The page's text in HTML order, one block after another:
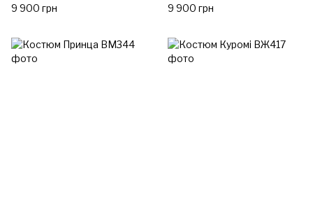
9 900 грн
9 900 грн